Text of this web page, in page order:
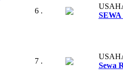
6 .
7 .
Sewa